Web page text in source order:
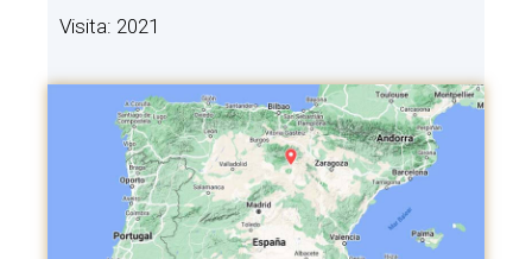
Visita: 2021